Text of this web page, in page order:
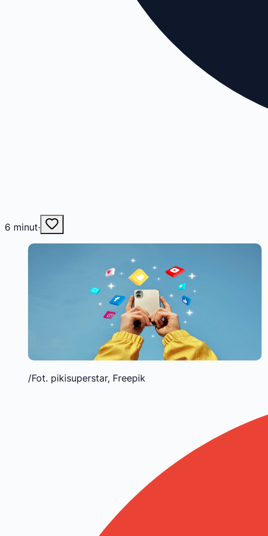
6 minut·
/Fot. pikisuperstar, Freepik